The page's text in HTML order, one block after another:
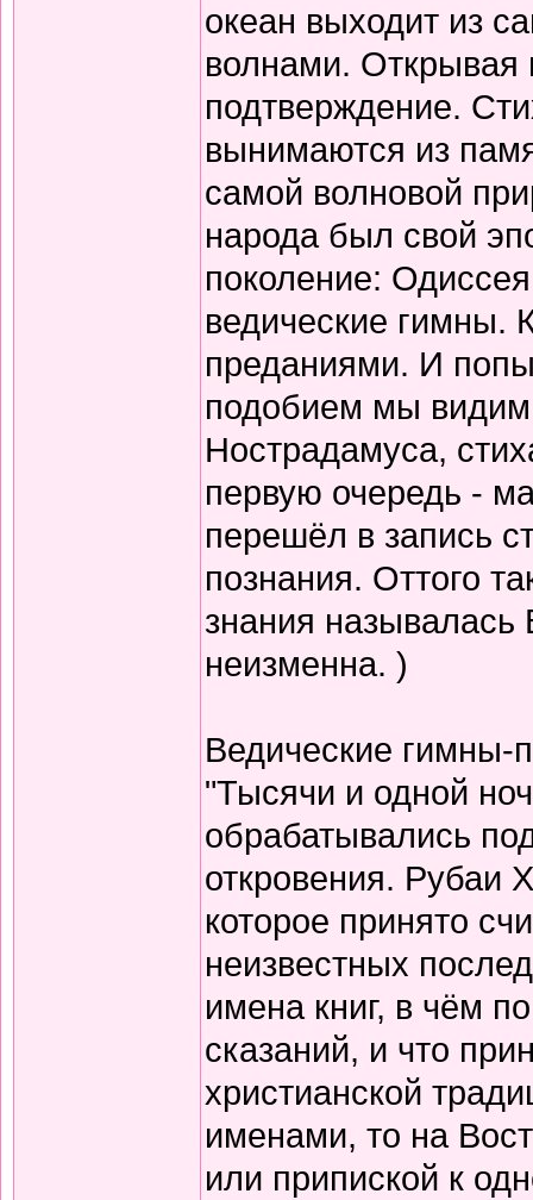
океан выходит из
волнами. Открывая
подтверждение.
вынимаются из
самой волновой
народа был свой
поколение:
ведические гимны.
преданиями. И
подобием мы видим
Нострадамуса,
первую очередь -
перешёл в запись
познания. Оттого
знания
неизменна. )
Ведические гимны-
"Тысячи и одной
обрабатывались
откровения. Рубаи
которое принято
неизвестных
имена книг, в чём
сказаний, и что
христианской
именами, то на
или припиской к